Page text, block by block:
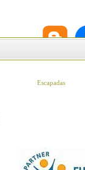
Escapadas